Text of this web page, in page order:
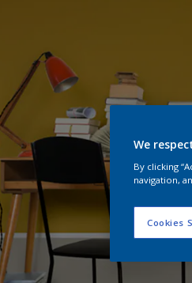
We
By clicking
navigation,
Cookies